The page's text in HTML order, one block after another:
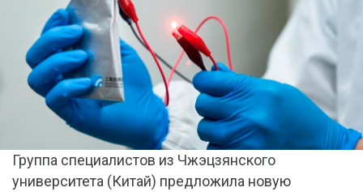
Группа специалистов из Чжэцзянского
университета (Китай) предложила новую